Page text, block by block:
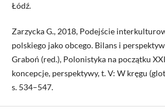
Łódź.
Zarzycka G., 2018, Podejście
polskiego jako obcego. Bilans i
Graboń (red.), Polonistyka na początku
koncepcje, perspektywy, t. V: W kręgu
s. 534–547.